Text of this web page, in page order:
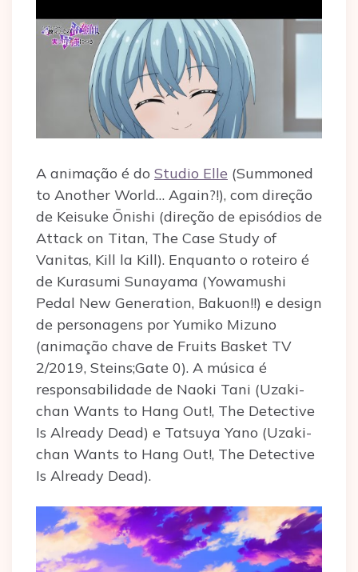
A animação é do Studio Elle (Summoned
to Another World… Again?!), com direção
de Keisuke Ōnishi (direção de episódios de
Attack on Titan, The Case Study of
Vanitas, Kill la Kill). Enquanto o roteiro é
de Kurasumi Sunayama (Yowamushi
Pedal New Generation, Bakuon!!) e design
de personagens por Yumiko Mizuno
(animação chave de Fruits Basket TV
2/2019, Steins;Gate 0). A música é
responsabilidade de Naoki Tani (Uzaki-
chan Wants to Hang Out!, The Detective
Is Already Dead) e Tatsuya Yano (Uzaki-
chan Wants to Hang Out!, The Detective
Is Already Dead).